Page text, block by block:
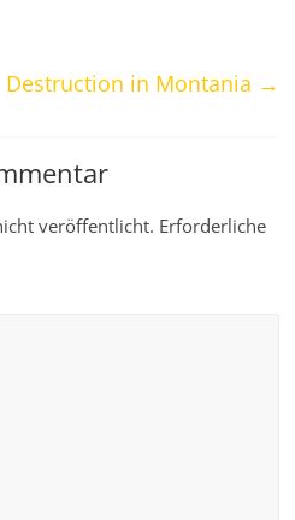
Destruction in Montania →
veröffentlicht. Erforderliche